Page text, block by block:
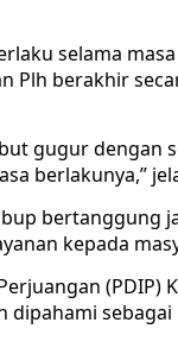
selama
Plh berakhir
gugur dengan
berlakunya,”
bertanggung
kepada
(PDIP)
dipahami